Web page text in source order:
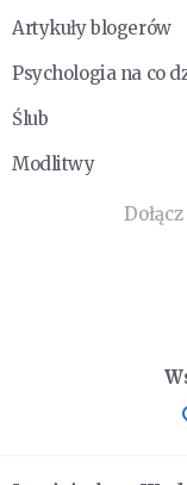
Artykuły blogerów
Psychologia na co
Ślub
Modlitwy